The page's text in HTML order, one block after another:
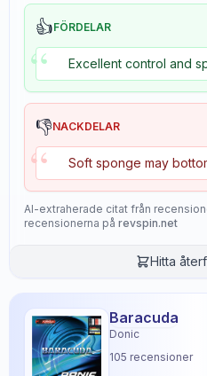
👍FÖRDELAR
“ Excellent control and
👎NACKDELAR
“ Soft sponge may
AI-extraherade citat från
recensionerna på revspin.net
Hitta
Baracuda
Donic
105 recensioner